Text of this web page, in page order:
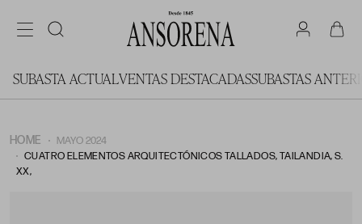
SUBASTA ACTUALVENTAS DESTACADASSUBASTAS
HOME
MAYO 2024
CUATRO ELEMENTOS ARQUITECTÓNICOS TALLADOS, TAILANDIA, S.
XX,